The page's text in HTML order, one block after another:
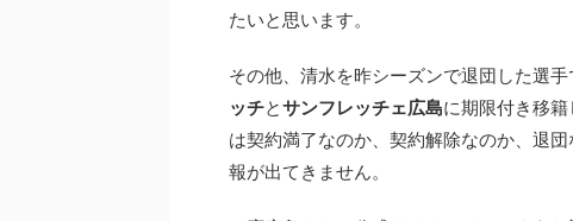
たいと思います。
その他、清水を昨シーズンで退団した選
ッチとサンフレッチェ広島に期限付き移籍
は契約満了なのか、契約解除なのか、退
報が出てきません。